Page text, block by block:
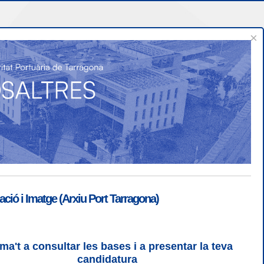
Confiança i seguretat
×
i Imatge (Arxiu Port Tarragona)
a consultar les bases i a presentar la teva
candidatura